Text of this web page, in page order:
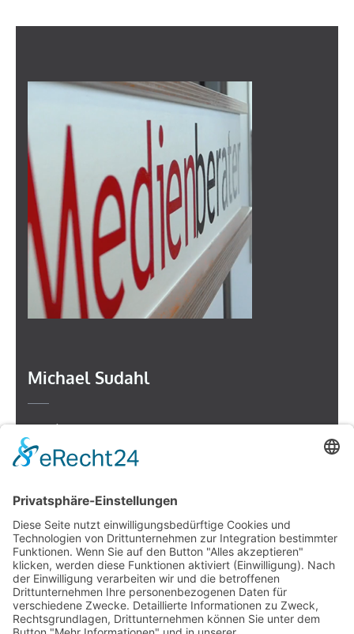
Michael Sudahl
Beethovenstr. 4
73614 Schorndorf
Telefon: 07181 477 9998
Leonhard Fromm
Goethestr. 27
73614 Schorndorf